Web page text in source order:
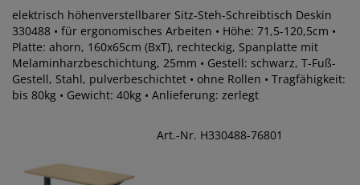
elektrisch höhenverstellbarer Sitz-Steh-Schreibtisch Deskin
330488 • für ergonomisches Arbeiten • Höhe: 71,5-120,5cm •
Platte: ahorn, 160x65cm (BxT), rechteckig, Spanplatte mit
Melaminharzbeschichtung, 25mm • Gestell: schwarz, T-Fuß-
Gestell, Stahl, pulverbeschichtet • ohne Rollen • Tragfähigkeit:
bis 80kg • Gewicht: 40kg • Anlieferung: zerlegt
Art.-Nr. H330488-76801